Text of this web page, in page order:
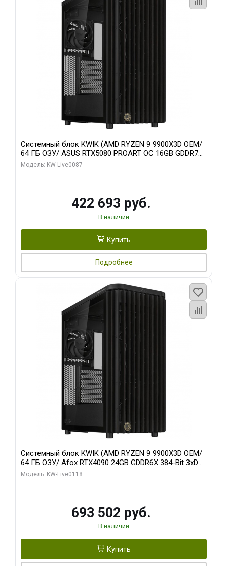
Системный блок KWIK (AMD RYZEN 9 9900X3D OEM/
64 ГБ ОЗУ/ ASUS RTX5080 PROART OC 16GB GDDR7
256bit Type-C DP 2/ 1 ТБ SSD)
Модель: KW-Live0087
422 693 руб.
В наличии
Купить
Подробнее
Системный блок KWIK (AMD RYZEN 9 9900X3D OEM/
64 ГБ ОЗУ/ Afox RTX4090 24GB GDDR6X 384-Bit 3xDP
HDMI ATX Turbo/ 960 ГБ SSD)
Модель: KW-Live0118
693 502 руб.
В наличии
Купить